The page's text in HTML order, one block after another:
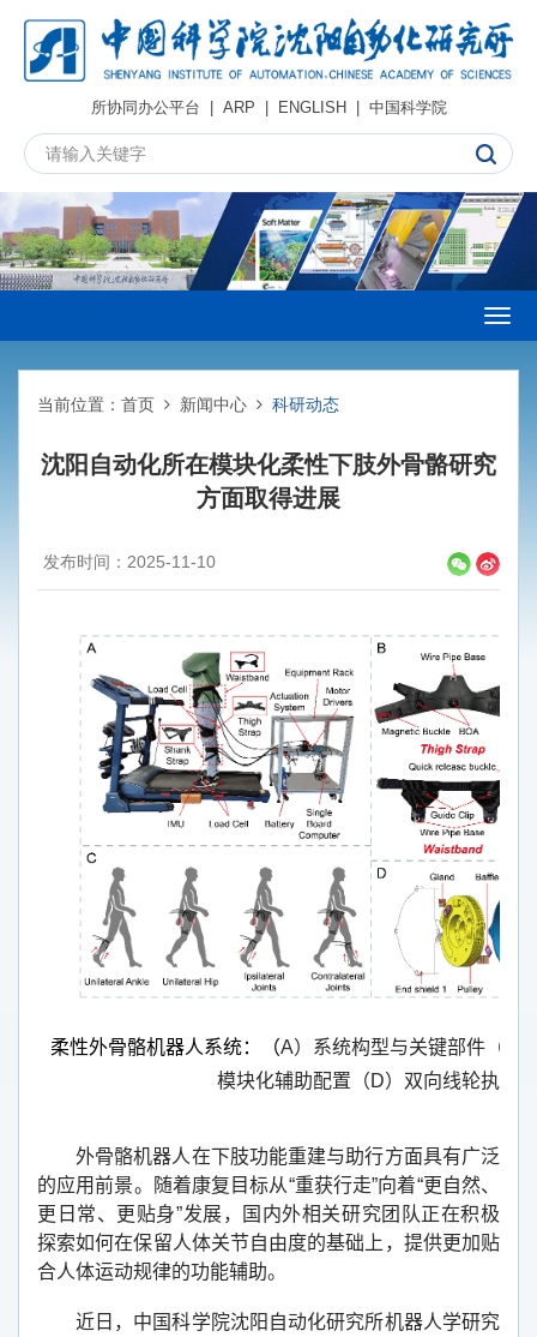
所协同办公平台 | ARP | ENGLISH| 中国科学院
当前位置： 首页 新闻中心 科研动态
沈阳自动化所在模块化柔性下肢外骨骼研究
方面取得进展
发布时间：2025-11-10
柔性外骨骼机器人系统：（A）系统构型与关键部件（
模块化辅助配置（D）双向线轮执行器
外骨骼机器人在下肢功能重建与助行方面具有广泛
的应用前景。随着康复目标从“重获行走”向着“更自然、
更日常、更贴身”发展，国内外相关研究团队正在积极
探索如何在保留人体关节自由度的基础上，提供更加贴
合人体运动规律的功能辅助。
近日，中国科学院沈阳自动化研究所机器人学研究